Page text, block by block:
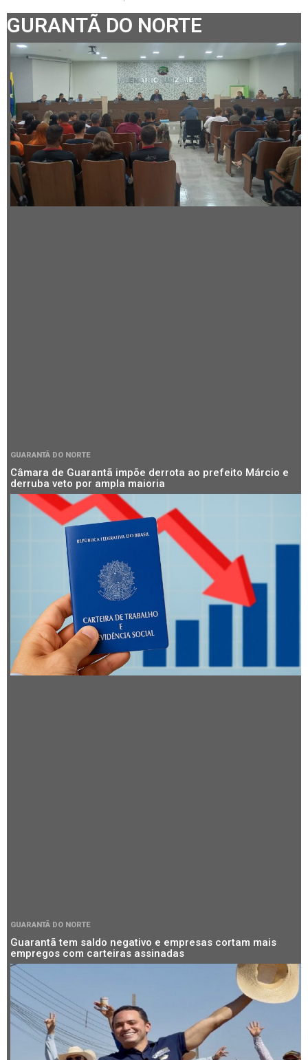
GURANTÃ DO NORTE
GUARANTÃ DO NORTE
Câmara de Guarantã impõe derrota ao prefeito Márcio e
derruba veto por ampla maioria
GUARANTÃ DO NORTE
Guarantã tem saldo negativo e empresas cortam mais
empregos com carteiras assinadas